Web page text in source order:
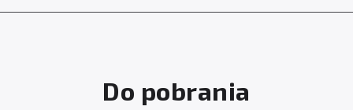
Do pobrania